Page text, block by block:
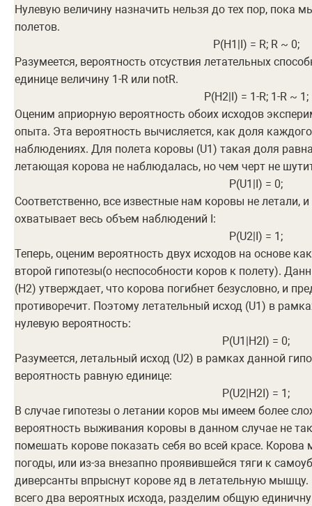
Нулевую величину назначить нельзя до тех пор, пока
полетов.
P(H1|I) = R; R ~ 0;
Разумеется, вероятность отсуствия летательных
единице величину 1-R или notR.
P(H2|I) = 1-R; 1-R ~ 1;
Оценим априорную вероятность обоих исходов
опыта. Эта вероятность вычисляется, как доля
наблюдениях. Для полета коровы (U1) такая доля
летающая корова не наблюдалась, но чем черт не
P(U1|I) = 0;
Соответственно, все известные нам коровы не летали,
охватывает весь объем наблюдений I:
P(U2|I) = 1;
Теперь, оценим вероятность двух исходов на основе
второй гипотезы(о неспособности коров к полету).
(H2) утверждает, что корова погибнет безусловно, и
противоречит. Поэтому летательный исход (U1) в
нулевую вероятность:
P(U1|H2I) = 0;
Разумеется, летальный исход (U2) в рамках данной
вероятность равную единице:
P(U2|H2I) = 1;
В случае гипотезы о летании коров мы имеем более
вероятность выживания коровы в данном случае не
помешать корове показать себя во всей красе. Корова
погоды, или из-за внезапно проявившейся тяги к
диверсанты впрыснут корове яд в летательную
всего два вероятных исхода, разделим общую